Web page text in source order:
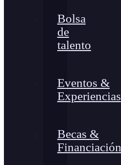
Bolsa
de
talento
Eventos &
Experiencias
Becas &
Financiación